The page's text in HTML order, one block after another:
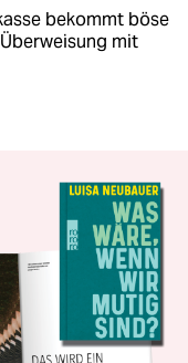
bekommt böse
mit